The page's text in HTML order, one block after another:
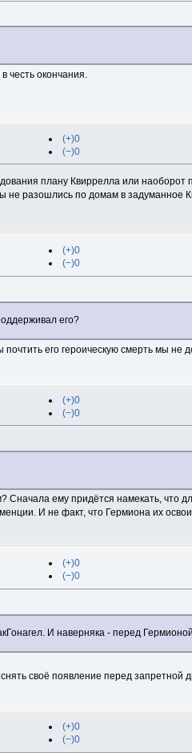
честь окончания.
(+)0
(−)0
плану Квиррелла или
не разошлись по домам в задуманное
(+)0
(−)0
его?
его героическую смерть мы не
(+)0
(−)0
ему придётся намекать, что
И не факт, что Гермиона их
(+)0
(−)0
И наверняка - перед
своё появление перед запретной
(+)0
(−)0